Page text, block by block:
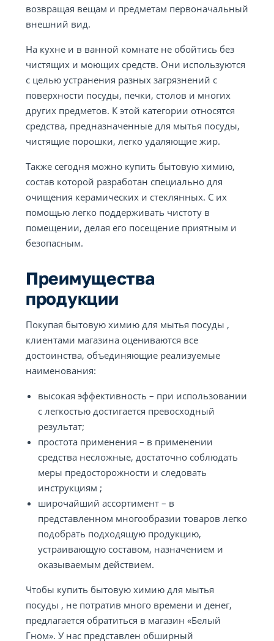
возвращая вещам и предметам первоначальный
внешний вид.
На кухне и в ванной комнате не обойтись без
чистящих и моющих средств. Они используются
с целью устранения разных загрязнений с
поверхности посуды, печки, столов и многих
других предметов. К этой категории относятся
средства, предназначенные для мытья посуды,
чистящие порошки, легко удаляющие жир.
Также сегодня можно купить бытовую химию,
состав которой разработан специально для
очищения керамических и стеклянных. С их
помощью легко поддерживать чистоту в
помещении, делая его посещение приятным и
безопасным.
Преимущества
продукции
Покупая бытовую химию для мытья посуды ,
клиентами магазина оцениваются все
достоинства, объединяющие реализуемые
наименования:
высокая эффективность – при использовании
с легкостью достигается превосходный
результат;
простота применения – в применении
средства несложные, достаточно соблюдать
меры предосторожности и следовать
инструкциям ;
широчайший ассортимент – в
представленном многообразии товаров легко
подобрать подходящую продукцию,
устраивающую составом, назначением и
оказываемым действием.
Чтобы купить бытовую химию для мытья
посуды , не потратив много времени и денег,
предлагается обратиться в магазин «Белый
Гном». У нас представлен обширный